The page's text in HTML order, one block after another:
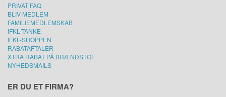
PRIVAT FAQ
BLIV MEDLEM
FAMILIEMEDLEMSKAB
IFKL-TANKE
IFKL-SHOPPEN
RABATAFTALER
XTRA RABAT PÅ BRÆNDSTOF
NYHEDSMAILS
ER DU ET FIRMA?